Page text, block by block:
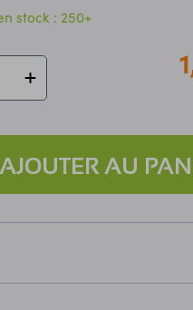
stock : 250+
AJOUTER AU